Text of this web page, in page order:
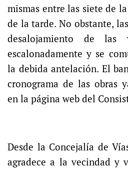
mismas entre las siete de
de la tarde. No obstante,
desalojamiento de las
escalonadamente y se
la debida antelación. El
cronograma de las obras
en la página web del
Desde la Concejalía de
agradece a la vecindad y